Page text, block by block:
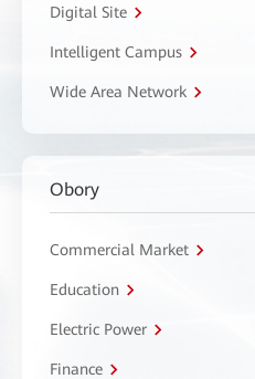
Digital Site
Intelligent Campus
Wide Area Network
Obory
Commercial Market
Education
Electric Power
Finance